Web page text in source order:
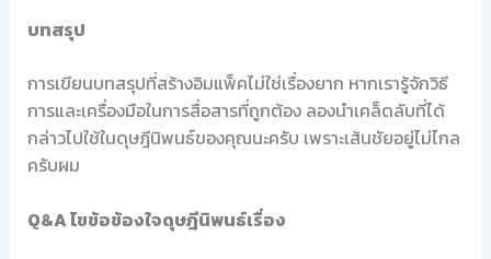
บทสรุป
การเขียนบทสรุปที่สร้างอิมแพ็คไม่ใช่เรื่องยาก หากเรารู้จักวิธี
การและเครื่องมือในการสื่อสารที่ถูกต้อง ลองนำเคล็ดลับที่ได้
กล่าวไปใช้ในดุษฎีนิพนธ์ของคุณนะครับ เพราะเส้นชัยอยู่ไม่ไกล
ครับผม
Q&A ไขข้อข้องใจดุษฎีนิพนธ์เรื่อง